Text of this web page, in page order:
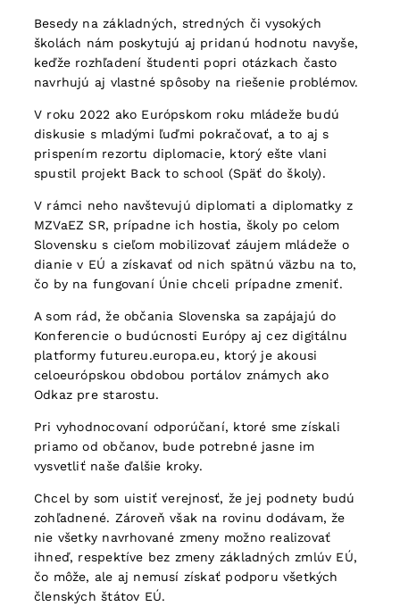
Besedy na základných, stredných či vysokých
školách nám poskytujú aj pridanú hodnotu navyše,
keďže rozhľadení študenti popri otázkach často
navrhujú aj vlastné spôsoby na riešenie problémov.
V roku 2022 ako Európskom roku mládeže budú
diskusie s mladými ľuďmi pokračovať, a to aj s
prispením rezortu diplomacie, ktorý ešte vlani
spustil projekt Back to school (Späť do školy).
V rámci neho navštevujú diplomati a diplomatky z
MZVaEZ SR, prípadne ich hostia, školy po celom
Slovensku s cieľom mobilizovať záujem mládeže o
dianie v EÚ a získavať od nich spätnú väzbu na to,
čo by na fungovaní Únie chceli prípadne zmeniť.
A som rád, že občania Slovenska sa zapájajú do
Konferencie o budúcnosti Európy aj cez digitálnu
platformy futureu.europa.eu, ktorý je akousi
celoeurópskou obdobou portálov známych ako
Odkaz pre starostu.
Pri vyhodnocovaní odporúčaní, ktoré sme získali
priamo od občanov, bude potrebné jasne im
vysvetliť naše ďalšie kroky.
Chcel by som uistiť verejnosť, že jej podnety budú
zohľadnené. Zároveň však na rovinu dodávam, že
nie všetky navrhované zmeny možno realizovať
ihneď, respektíve bez zmeny základných zmlúv EÚ,
čo môže, ale aj nemusí získať podporu všetkých
členských štátov EÚ.